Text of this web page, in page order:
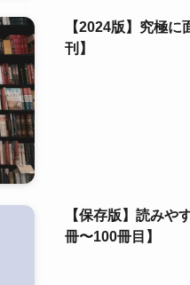
【2024版】究極
刊】
【保存版】読み
冊〜100冊目】